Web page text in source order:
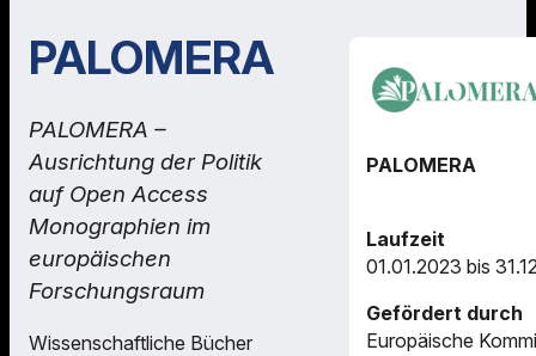
PALOMERA
PALOMERA –
Ausrichtung der Politik
auf Open Access
Monographien im
europäischen
Forschungsraum
Wissenschaftliche Bücher
PALOMERA
Laufzeit
01.01.2023 bis
Gefördert durch
Europäische